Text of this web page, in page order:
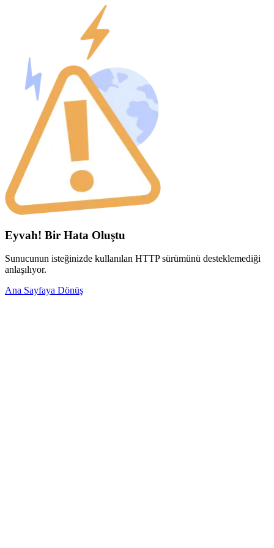
Eyvah! Bir Hata Oluştu
Sunucunun isteğinizde kullanılan HTTP sürümünü desteklemediği
anlaşılıyor.
Ana Sayfaya Dönüş